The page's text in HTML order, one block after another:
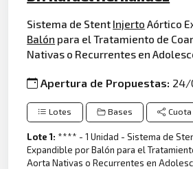
Sistema de Stent Injerto Aórtico
Balón para el Tratamiento de
Nativas o Recurrentes en
Apertura de Propuestas: 24/
Lotes Bases Cuota
Lote 1: **** - 1 Unidad - Sistema de
Expandible por Balón para el
Aorta Nativas o Recurrentes en